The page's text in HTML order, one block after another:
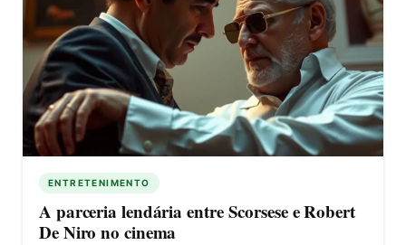
ENTRETENIMENTO
A parceria lendária entre Scorsese e Robert
De Niro no cinema